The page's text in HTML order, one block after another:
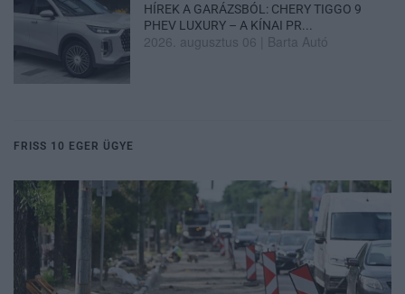
HÍREK A GARÁZSBÓL: CHERY TIGGO 9
PHEV LUXURY – A KÍNAI PR...
2026. augusztus 06 Barta Autó
FRISS 10 EGER ÜGYE